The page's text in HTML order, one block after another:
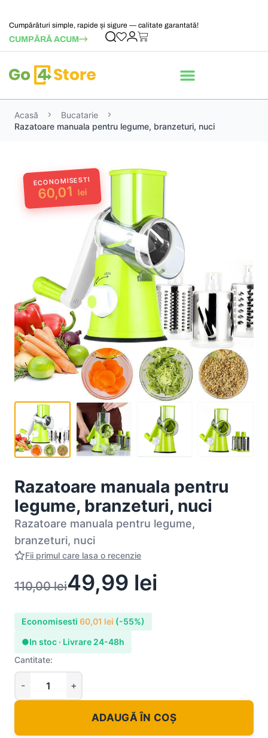
Cumpărături simple, rapide și sigure — calitate garantată!
CUMPĂRĂ ACUM
Acasă
Bucatarie
Razatoare manuala pentru legume, branzeturi, nuci
ECONOMISESTI
60,01 lei
Razatoare manuala pentru
legume, branzeturi, nuci
Razatoare manuala pentru legume,
branzeturi, nuci
Fii primul care lasa o recenzie
110,00lei49,99 lei
Economisesti 60,01 lei (-55%)
●In stoc · Livrare 24-48h
Cantitate:
ADAUGĂ ÎN COȘ